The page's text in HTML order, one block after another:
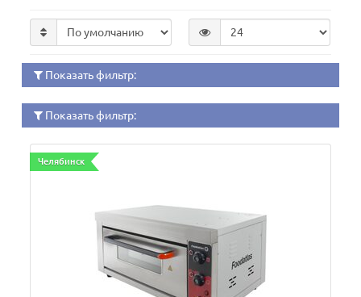
Показать фильтр:
Показать фильтр:
Челябинск